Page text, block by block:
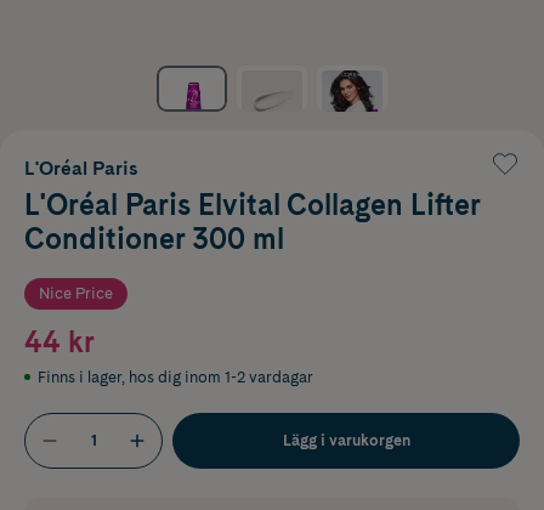
L'Oréal Paris
L'Oréal Paris Elvital Collagen Lifter
Conditioner 300 ml
Nice Price
44 kr
Finns i lager, hos dig inom 1-2 vardagar
Lägg i varukorgen